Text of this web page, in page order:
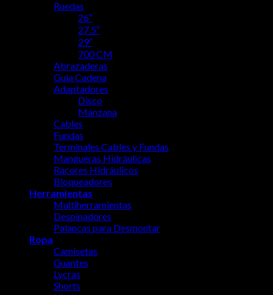
Ruedas
26″
27.5″
29″
700 CM
Abrazaderas
Guía Cadena
Adaptadores
Disco
Manzana
Cables
Fundas
Terminales Cables y Fundas
Mangueras Hidráulicas
Racores Hidráulicos
Bloqueadores
Herramientas
Multiherramientas
Despinadores
Palancas para Desmontar
Ropa
Camisetas
Guantes
Lycras
Shorts